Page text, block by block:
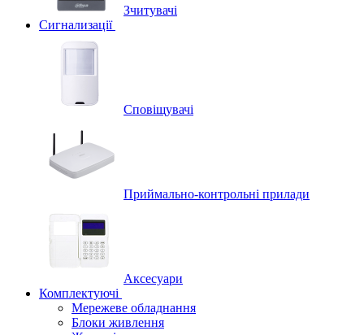
Зчитувачі
Сигнализації
Сповіщувачі
Приймально-контрольні прилади
Аксесуари
Комплектуючі
Мережеве обладнання
Блоки живлення